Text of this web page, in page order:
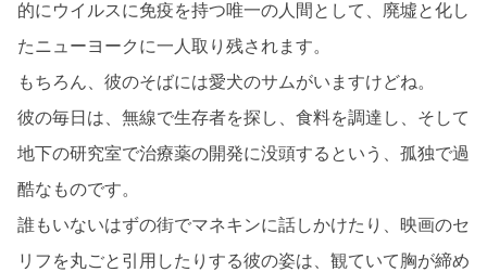
的にウイルスに免疫を持つ唯一の人間として、廃墟と化し
たニューヨークに一人取り残されます。
もちろん、彼のそばには愛犬のサムがいますけどね。
彼の毎日は、無線で生存者を探し、食料を調達し、そして
地下の研究室で治療薬の開発に没頭するという、孤独で過
酷なものです。
誰もいないはずの街でマネキンに話しかけたり、映画のセ
リフを丸ごと引用したりする彼の姿は、観ていて胸が締め